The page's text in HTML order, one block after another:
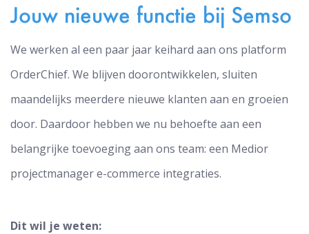
Jouw nieuwe functie bij Semso
We werken al een paar jaar keihard aan ons platform
OrderChief. We blijven doorontwikkelen, sluiten
maandelijks meerdere nieuwe klanten aan en groeien
door. Daardoor hebben we nu behoefte aan een
belangrijke toevoeging aan ons team: een Medior
projectmanager e-commerce integraties.
Dit wil je weten: